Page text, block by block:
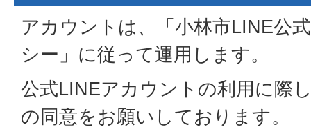
アカウントは、「小林市LINE公
シー」に従って運用します。
公式LINEアカウントの利用に際
の同意をお願いしております。